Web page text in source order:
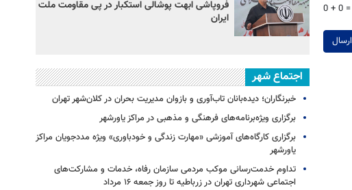
0 + 0 =
ارسال
فروپاشی ابهت پوشالی استکبار در پی مقاومت ملت
ایران
اجتماع شهر
خبرنگاران؛ دیده‌بانان تاب‌آوری و بازوان مدیریت بحران در کلان‌شهر تهران
برگزاری ویژه‌برنامه‌های فرهنگی و مذهبی در مراکز یاورشهر
برگزاری کارگاه‌های آموزشی «مهارت زندگی و خودباوری» ویژه مددجویان مراکز
یاورشهر
تداوم خدمت‌رسانی موکب مردمی سازمان رفاه، خدمات و مشارکت‌های
اجتماعی شهرداری تهران در زرباطیه تا روز جمعه ۱۶ مرداد